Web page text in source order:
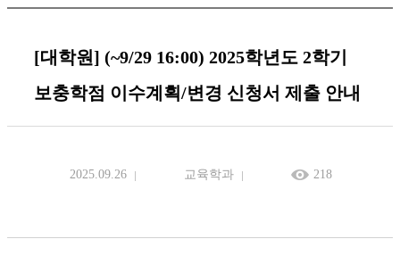
[대학원] (~9/29 16:00) 2025학년도 2학기
보충학점 이수계획/변경 신청서 제출 안내
2025.09.26 교육학과 218